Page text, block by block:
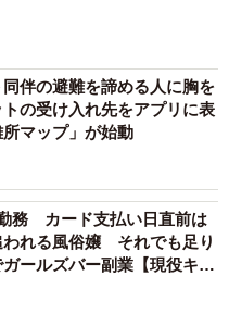
伴の避難を諦める人に胸を
の受け入れ先をアプリに表
マップ」が始動
務 カード支払い日直前は
れる風俗嬢 それでも足り
ールズバー副業【現役キャ